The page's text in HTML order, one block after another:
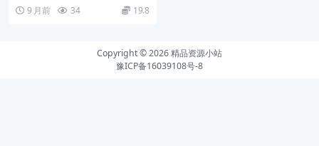
9 月前
34 19.8
Copyright © 2026精品资源小站
豫ICP备16039108号-8